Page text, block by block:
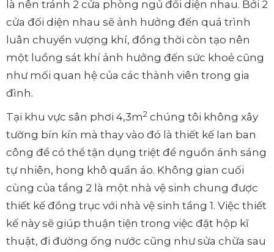
là nên tránh 2 cửa phòng ngủ đối diện nhau. Bởi 2
cửa đối diện nhau sẽ ảnh hưởng đến quá trình
luân chuyển vượng khí, đồng thời còn tạo nên
một luồng sát khí ảnh hưởng đến sức khoẻ cũng
như mối quan hệ của các thành viên trong gia
đình.
Tại khu vực sân phơi 4,3m2 chúng tôi không xây
tường bín kín mà thay vào đó là thiết kế lan ban
công để có thể tận dụng triệt để nguồn ánh sáng
tự nhiên, hong khô quần áo. Không gian cuối
cùng của tầng 2 là một nhà vệ sinh chung được
thiết kế đồng trục với nhà vệ sinh tầng 1. Việc thiết
kế này sẽ giúp thuận tiện trong việc đặt hộp kĩ
thuật, đi đường ống nước cũng như sửa chữa sau